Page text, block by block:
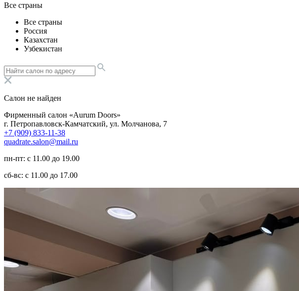
Все страны
Все страны
Россия
Казахстан
Узбекистан
Салон не найден
Фирменный салон «Aurum Doors»
г. Петропавловск-Камчатский, ул. Молчанова, 7
+7 (909) 833-11-38
quadrate.salon@mail.ru
пн-пт: с 11.00 до 19.00
сб-вс: с 11.00 до 17.00